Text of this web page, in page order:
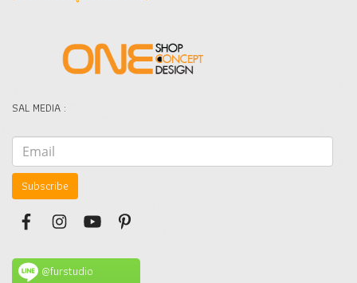
SAL MEDIA :
Subscribe
@furstudio